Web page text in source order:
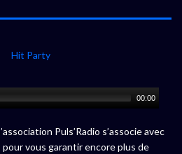
00:00
Puls’Radio s’associe avec
vous garantir encore plus de